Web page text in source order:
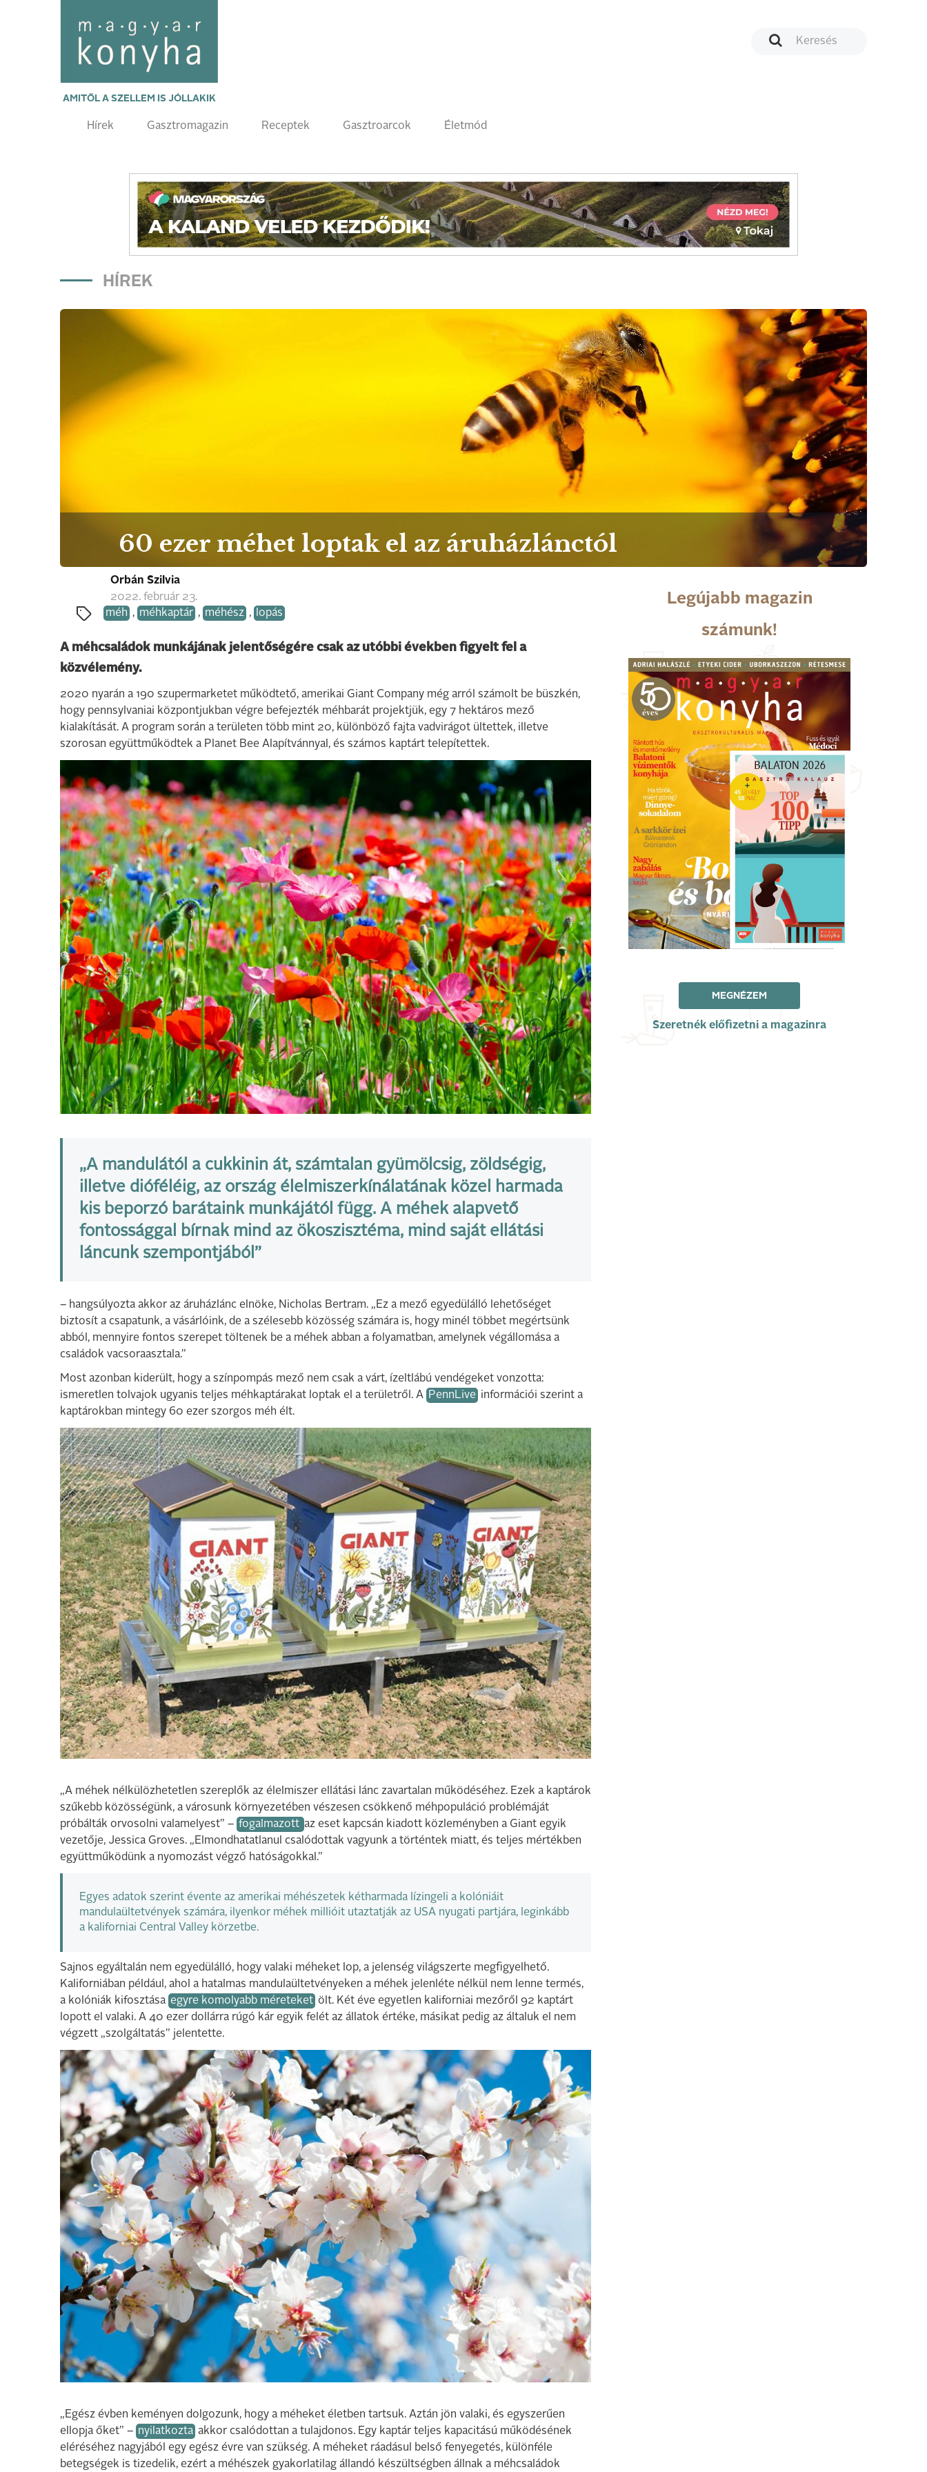
AMITŐL A SZELLEM IS JÓLLAKIK
Hírek Gasztromagazin Receptek Gasztroarcok Életmód
HÍREK
60 ezer méhet loptak el az áruházlánctól
Orbán Szilvia
2022. február 23.
méh , méhkaptár , méhész , lopás
A méhcsaládok munkájának jelentőségére csak az utóbbi években figyelt fel a
közvélemény.
2020 nyarán a 190 szupermarketet működtető, amerikai Giant Company még arról számolt be büszkén,
hogy pennsylvaniai központjukban végre befejezték méhbarát projektjük, egy 7 hektáros mező
kialakítását. A program során a területen több mint 20, különböző fajta vadvirágot ültettek, illetve
szorosan együttműködtek a Planet Bee Alapítvánnyal, és számos kaptárt telepítettek.
„A mandulától a cukkinin át, számtalan gyümölcsig, zöldségig,
illetve dióféléig, az ország élelmiszerkínálatának közel harmada
kis beporzó barátaink munkájától függ. A méhek alapvető
fontossággal bírnak mind az ökoszisztéma, mind saját ellátási
láncunk szempontjából”
– hangsúlyozta akkor az áruházlánc elnöke, Nicholas Bertram. „Ez a mező egyedülálló lehetőséget
biztosít a csapatunk, a vásárlóink, de a szélesebb közösség számára is, hogy minél többet megértsünk
abból, mennyire fontos szerepet töltenek be a méhek abban a folyamatban, amelynek végállomása a
családok vacsoraasztala.”
Most azonban kiderült, hogy a színpompás mező nem csak a várt, ízeltlábú vendégeket vonzotta:
ismeretlen tolvajok ugyanis teljes méhkaptárakat loptak el a területről. A PennLive információi szerint a
kaptárokban mintegy 60 ezer szorgos méh élt.
„A méhek nélkülözhetetlen szereplők az élelmiszer ellátási lánc zavartalan működéséhez. Ezek a kaptárok
szűkebb közösségünk, a városunk környezetében vészesen csökkenő méhpopuláció problémáját
próbálták orvosolni valamelyest” – fogalmazott az eset kapcsán kiadott közleményben a Giant egyik
vezetője, Jessica Groves. „Elmondhatatlanul csalódottak vagyunk a történtek miatt, és teljes mértékben
együttműködünk a nyomozást végző hatóságokkal.”
Egyes adatok szerint évente az amerikai méhészetek kétharmada lízingeli a kolóniáit
mandulaültetvények számára, ilyenkor méhek millióit utaztatják az USA nyugati partjára, leginkább
a kaliforniai Central Valley körzetbe.
Sajnos egyáltalán nem egyedülálló, hogy valaki méheket lop, a jelenség világszerte megfigyelhető.
Kaliforniában például, ahol a hatalmas mandulaültetvényeken a méhek jelenléte nélkül nem lenne termés,
a kolóniák kifosztása egyre komolyabb méreteket ölt. Két éve egyetlen kaliforniai mezőről 92 kaptárt
lopott el valaki. A 40 ezer dollárra rúgó kár egyik felét az állatok értéke, másikat pedig az általuk el nem
végzett „szolgáltatás” jelentette.
„Egész évben keményen dolgozunk, hogy a méheket életben tartsuk. Aztán jön valaki, és egyszerűen
ellopja őket” – nyilatkozta akkor csalódottan a tulajdonos. Egy kaptár teljes kapacitású működésének
eléréséhez nagyjából egy egész évre van szükség. A méheket ráadásul belső fenyegetés, különféle
betegségek is tizedelik, ezért a méhészek gyakorlatilag állandó készültségben állnak a méhcsaládok
Legújabb magazin
számunk!
MEGNÉZEM
Szeretnék előfizetni a magazinra